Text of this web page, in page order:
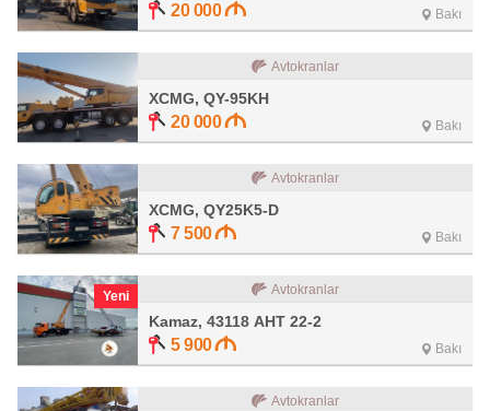
20 000 Bakı
Avtokranlar
XCMG, QY-95KH
20 000 Bakı
Avtokranlar
XCMG, QY25K5-D
7 500 Bakı
Yeni Avtokranlar
Kamaz, 43118 АНТ 22-2
5 900 Bakı
Avtokranlar